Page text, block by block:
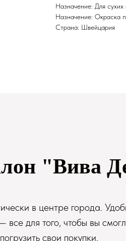
Назначение: Для
Назначение: Окраска
Страна: Швейцария
"Вива
в центре города.
все для того, чтобы вы
свои покупки.